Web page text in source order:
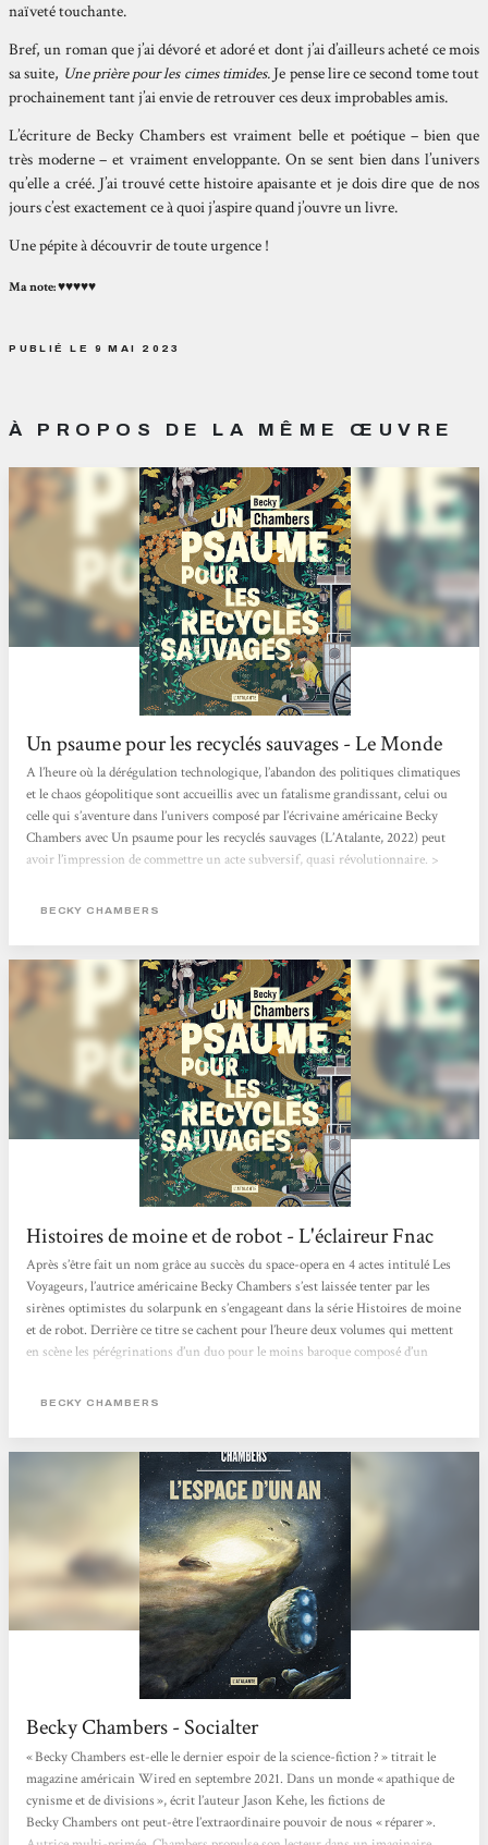
naïveté touchante.
Bref, un roman que j’ai dévoré et adoré et dont j’ai d’ailleurs acheté ce mois
sa suite, Une prière pour les cimes timides. Je pense lire ce second tome tout
prochainement tant j’ai envie de retrouver ces deux improbables amis.
L’écriture de Becky Chambers est vraiment belle et poétique – bien que
très moderne – et vraiment enveloppante. On se sent bien dans l’univers
qu’elle a créé. J’ai trouvé cette histoire apaisante et je dois dire que de nos
jours c’est exactement ce à quoi j’aspire quand j’ouvre un livre.
Une pépite à découvrir de toute urgence !
Ma note: ♥♥♥♥♥
PUBLIÉ LE 9 MAI 2023
À PROPOS DE LA MÊME ŒUVRE
Un psaume pour les recyclés sauvages - Le Monde
A l’heure où la dérégulation technologique, l’abandon des politiques climatiques
et le chaos géopolitique sont accueillis avec un fatalisme grandissant, celui ou
celle qui s’aventure dans l’univers composé par l’écrivaine américaine Becky
Chambers avec Un psaume pour les recyclés sauvages (L’Atalante, 2022) peut
avoir l’impression de commettre un acte subversif, quasi révolutionnaire. >
BECKY CHAMBERS
Histoires de moine et de robot - L'éclaireur Fnac
Après s’être fait un nom grâce au succès du space-opera en 4 actes intitulé Les
Voyageurs, l’autrice américaine Becky Chambers s’est laissée tenter par les
sirènes optimistes du solarpunk en s’engageant dans la série Histoires de moine
et de robot. Derrière ce titre se cachent pour l’heure deux volumes qui mettent
en scène les pérégrinations d’un duo pour le moins baroque composé d’un
technologie et la nature coexistent enfin pacifiquement. Après...
BECKY CHAMBERS
Becky Chambers - Socialter
« Becky Chambers est-elle le dernier espoir de la science-fiction ? » titrait le
magazine américain Wired en septembre 2021. Dans un monde « apathique de
cynisme et de divisions », écrit l’auteur Jason Kehe, les fictions de
Becky Chambers ont peut-être l’extraordinaire pouvoir de nous « réparer ».